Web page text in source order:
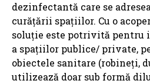
dezinfectantă care se
curățării spațiilor. Cu o
soluție este potrivită pentru
a spațiilor publice/ private,
obiectele sanitare (robineți,
utilizează doar sub formă